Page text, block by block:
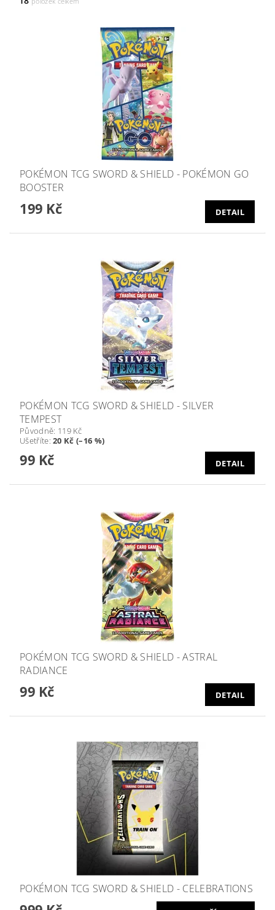
POKÉMON TCG SWORD & SHIELD - POKÉMON GO
BOOSTER
199 Kč DETAIL
POKÉMON TCG SWORD & SHIELD - SILVER
TEMPEST
Původně: 119 Kč
Ušetříte:20 Kč (–16 %)
99 Kč DETAIL
POKÉMON TCG SWORD & SHIELD - ASTRAL
RADIANCE
99 Kč DETAIL
POKÉMON TCG SWORD & SHIELD - CELEBRATIONS